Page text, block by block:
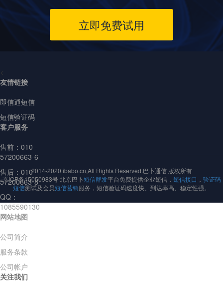
立即免费试用
<
友情链接
即信通短信
短信验证码
客户服务
售前： 010 -
57200663-6
售后：010 -
57200663-8
QQ：
1085590130
网站地图
公司简介
服务条款
公司帐户
关注我们
2014-2020 ibabo.cn,All Rights Reserved.巴卜通信 版权所有
京ICP备15050983号 北京巴卜短信群发平台免费提供企业短信， 短信接口 ， 验证码
短信测试及会员短信营销服务，短信验证码速度快、到达率高、稳定性强。